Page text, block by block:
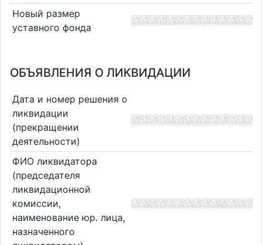
Новый размер
уставного фонда
ОБЪЯВЛЕНИЯ О ЛИКВИДАЦИИ
Дата и номер решения о
ликвидации
(прекращении
деятельности)
ФИО ликвидатора
(председателя
ликвидационной
комиссии,
наименование юр. лица,
назначенного